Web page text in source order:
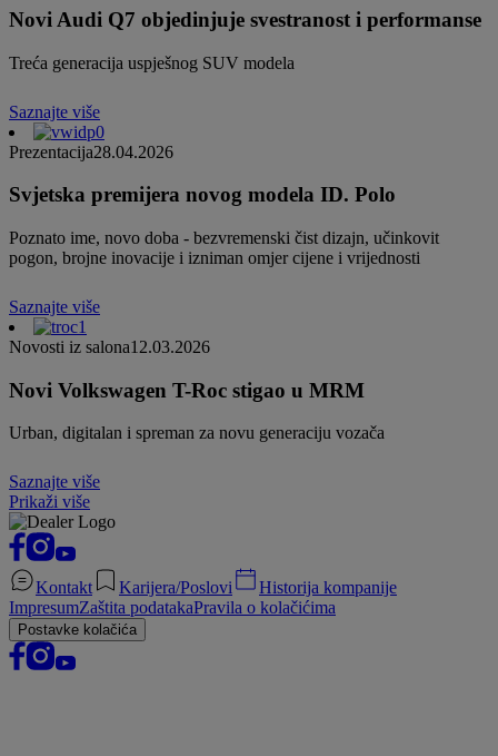
Novi Audi Q7 objedinjuje svestranost i performanse
Treća generacija uspješnog SUV modela
Saznajte više
Prezentacija28.04.2026
Svjetska premijera novog modela ID. Polo
Poznato ime, novo doba - bezvremenski čist dizajn, učinkovit
pogon, brojne inovacije i izniman omjer cijene i vrijednosti
Saznajte više
Novosti iz salona12.03.2026
Novi Volkswagen T-Roc stigao u MRM
Urban, digitalan i spreman za novu generaciju vozača
Saznajte više
Prikaži više
Kontakt Karijera/Poslovi
Historija kompanije
ImpresumZaštita podatakaPravila o kolačićima
Postavke kolačića